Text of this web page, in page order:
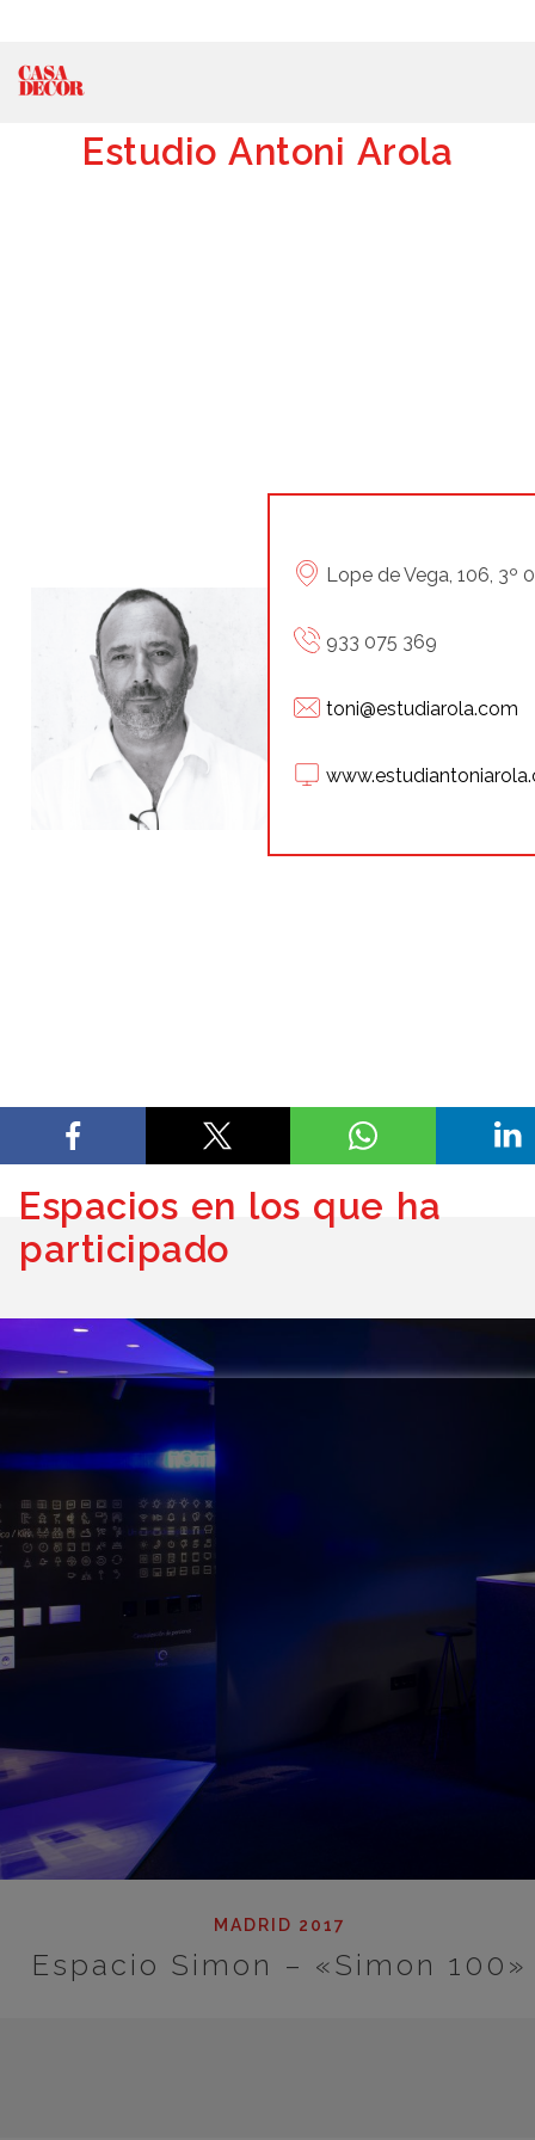
Estudio Antoni Arola
Lope de Vega, 106, 3º
933 075 369
toni@estudiarola.com
Espacios en los que ha
participado
MADRID 2017
Espacio Simon – «Simon 100»